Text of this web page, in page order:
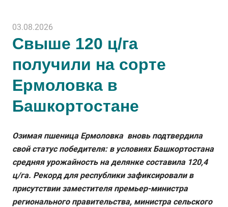
03.08.2026
Свыше 120 ц/га
получили на сорте
Ермоловка в
Башкортостане
Озимая пшеница Ермоловка вновь подтвердила
свой статус победителя: в условиях Башкортостана
средняя урожайность на делянке составила 120,4
ц/га. Рекорд для республики зафиксировали в
присутствии заместителя премьер-министра
регионального правительства, министра сельского